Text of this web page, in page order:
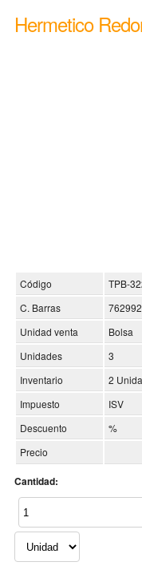
Hermetico
Código
TPB-
C. Barras
Unidad venta
Bolsa
Unidades
3
Inventario
2
Impuesto
ISV
Descuento
%
Precio
Cantidad: